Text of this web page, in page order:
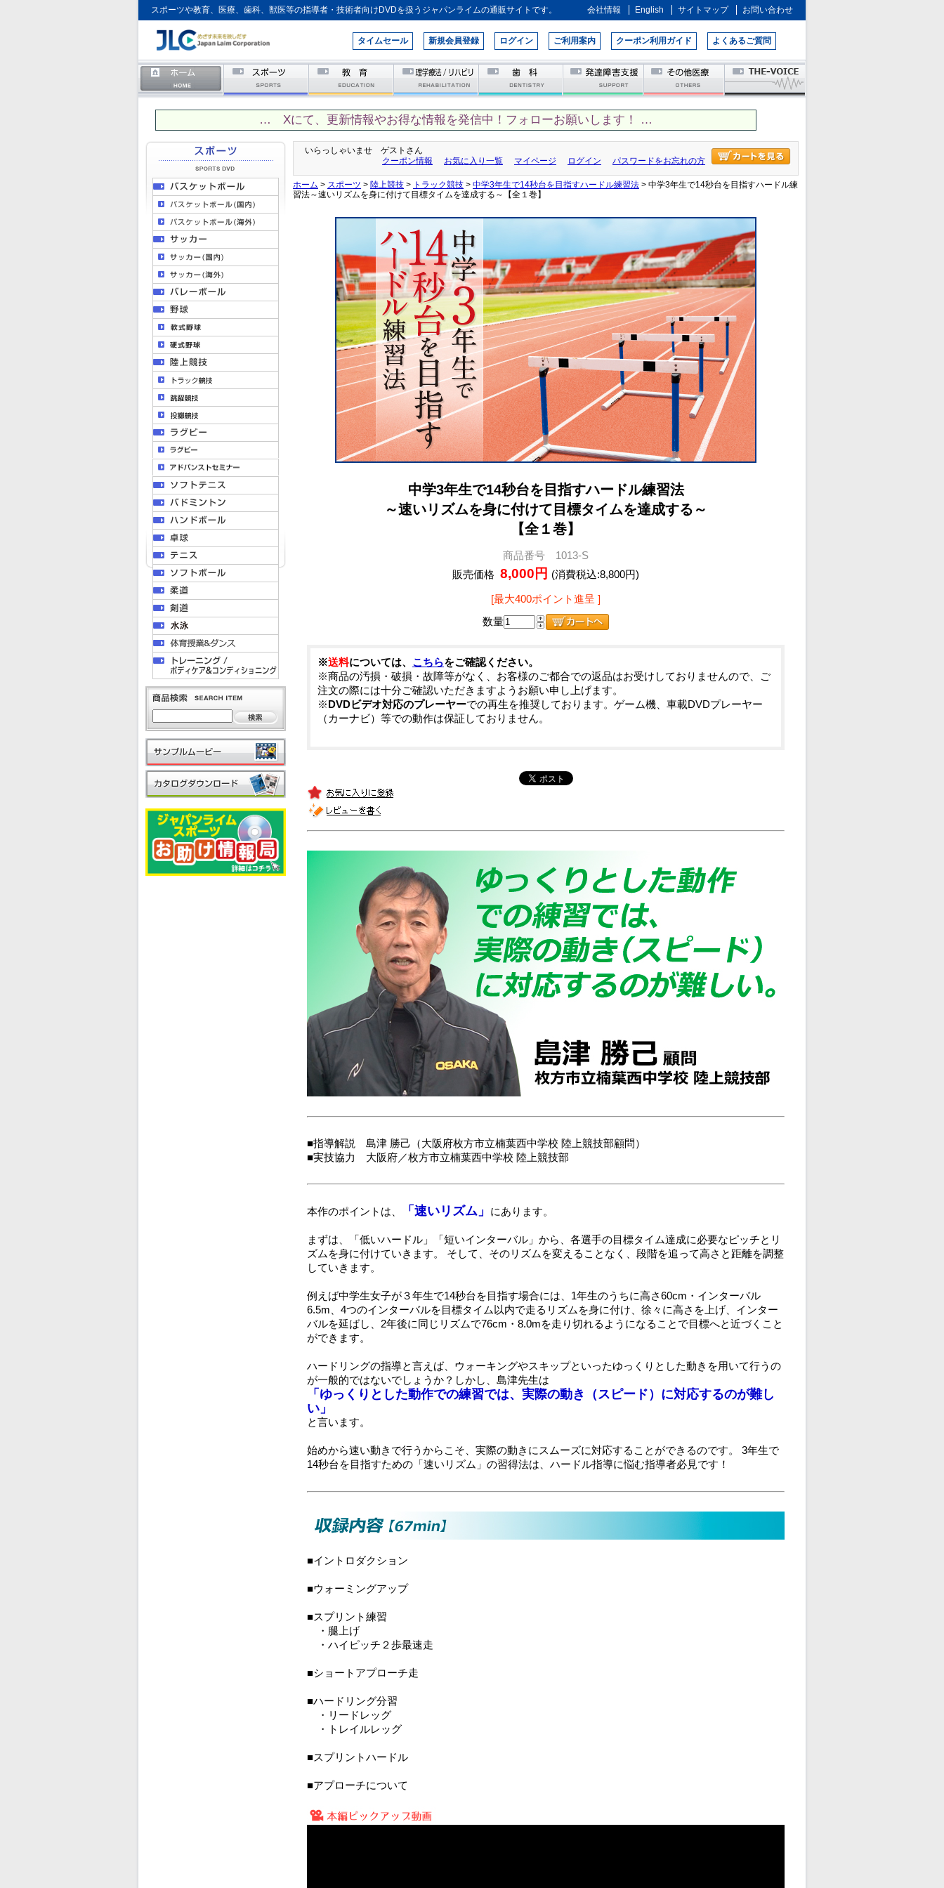
スポーツや教育、医療、歯科、獣医等の指導者・技術者向けDVDを扱うジャパンライムの通販サイトです。 会社情報 English サイトマップ お問い合わせ
タイムセール 新規会員登録 ログイン ご利用案内 クーポン利用ガイド よくあるご質問
… Xにて、更新情報やお得な情報を発信中！フォローお願いします！ …
いらっしゃいませ ゲストさん
クーポン情報
お気に入り一覧 マイページ ログイン パスワードをお忘れの方
ホーム > スポーツ > 陸上競技 > トラック競技 > 中学3年生で14秒台を目指すハードル練習法 > 中学3年生で14秒台を目指すハードル練
習法～速いリズムを身に付けて目標タイムを達成する～【全１巻】
中学3年生で14秒台を目指すハードル練習法
～速いリズムを身に付けて目標タイムを達成する～
【全１巻】
商品番号 1013-S
販売価格 8,000円 (消費税込:8,800円)
[最大400ポイント進呈 ]
数量
※送料については、 こちらをご確認ください。
※商品の汚損・破損・故障等がなく、お客様のご都合での返品はお受けしておりませんので、ご
注文の際には十分ご確認いただきますようお願い申し上げます。
※DVDビデオ対応のプレーヤーでの再生を推奨しております。ゲーム機、車載DVDプレーヤー
（カーナビ）等での動作は保証しておりません。
■指導解説 島津 勝己（大阪府枚方市立楠葉西中学校 陸上競技部顧問）
■実技協力 大阪府／枚方市立楠葉西中学校 陸上競技部
本作のポイントは、 「速いリズム」 にあります。
まずは、「低いハードル」「短いインターバル」から、各選手の目標タイム達成に必要なピッチとリ
ズムを身に付けていきます。 そして、そのリズムを変えることなく、段階を追って高さと距離を調整
していきます。
例えば中学生女子が３年生で14秒台を目指す場合には、1年生のうちに高さ60cm・インターバル
6.5m、4つのインターバルを目標タイム以内で走るリズムを身に付け、徐々に高さを上げ、インター
バルを延ばし、2年後に同じリズムで76cm・8.0mを走り切れるようになることで目標へと近づくこと
ができます。
ハードリングの指導と言えば、ウォーキングやスキップといったゆっくりとした動きを用いて行うの
が一般的ではないでしょうか？しかし、島津先生は
「ゆっくりとした動作での練習では、実際の動き（スピード）に対応するのが難し
い」
と言います。
始めから速い動きで行うからこそ、実際の動きにスムーズに対応することができるのです。 3年生で
14秒台を目指すための「速いリズム」の習得法は、ハードル指導に悩む指導者必見です！
■イントロダクション
■ウォーミングアップ
■スプリント練習
・腿上げ
・ハイピッチ２歩最速走
■ショートアプローチ走
■ハードリング分習
・リードレッグ
・トレイルレッグ
■スプリントハードル
■アプローチについて